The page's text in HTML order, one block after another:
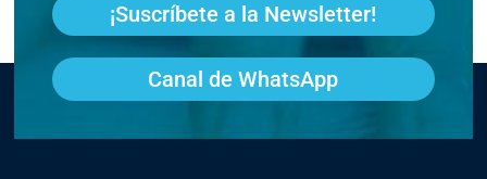
¡Suscríbete a la Newsletter!
Canal de WhatsApp